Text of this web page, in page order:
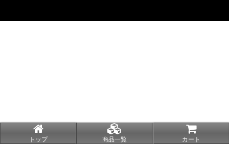
トップ 商品一覧 カート